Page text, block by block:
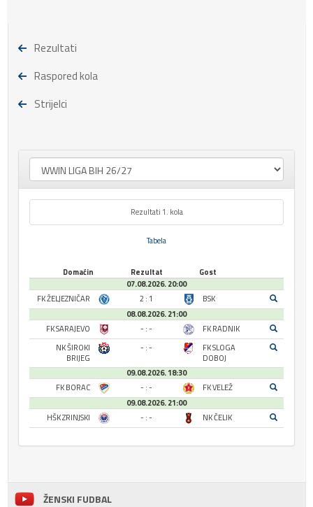
Rezultati
Raspored kola
Strijelci
Rezultati 1. kola
Tabela
Domaćin Rezultat
Gost
07.08.2026. 20:00
FK ŽELJEZNIČAR
2 : 1
BSK
08.08.2026. 21:00
FK SARAJEVO
- : -
FK RADNIK
NK ŠIROKI
BRIJEG
- : -
FK SLOGA
DOBOJ
09.08.2026. 18:30
FK BORAC
- : -
FK VELEŽ
09.08.2026. 21:00
HŠK ZRINJSKI
- : - NK ČELIK
ŽENSKI FUDBAL